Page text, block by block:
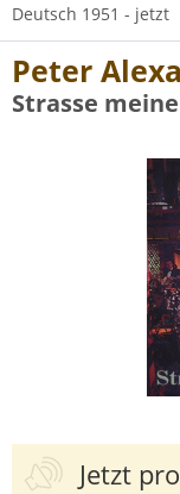
Deutsch 1951 - jetzt
Peter
Strasse
Jetzt